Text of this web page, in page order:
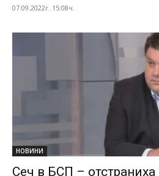
07.09.2022г. 15:08ч.
НОВИНИ
Сеч в БСП – отстраниха